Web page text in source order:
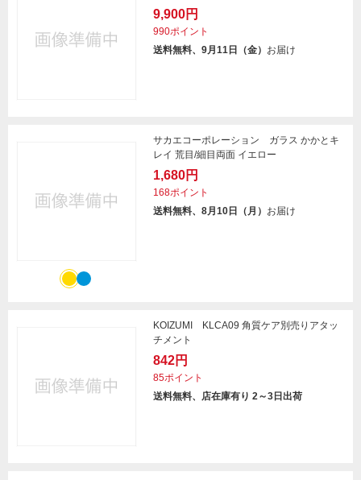
9,900円
990ポイント
送料無料、9月11日（金） お届け
サカエコーポレーション ガラス かかとキ
レイ 荒目/細目両面 イエロー
1,680円
168ポイント
送料無料、8月10日（月） お届け
KOIZUMI KLCA09 角質ケア別売りアタッ
チメント
842円
85ポイント
送料無料、店在庫有り 2～3日出荷